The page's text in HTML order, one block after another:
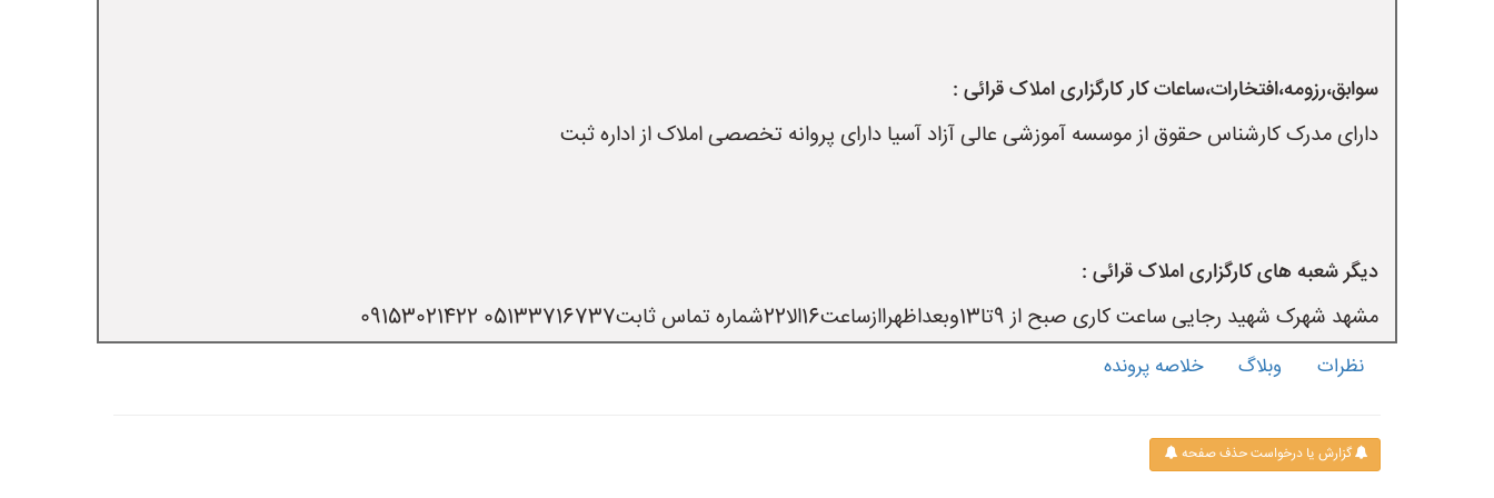
سوابق،رزومه،افتخارات،ساعات کار کارگزاری املاک قرائی :
دارای مدرک کارشناس حقوق از موسسه آموزشی عالی آزاد آسیا دارای پروانه تخصصی املاک از اداره ثبت
دیگر شعبه های کارگزاری املاک قرائی :
مشهد شهرک شهید رجایی ساعت کاری صبح از 9تا13وبعداظهراازساعت16الا22شماره تماس ثابت05133716737 09153021422
نظرات وبلاگ خلاصه پرونده
گزارش یا درخواست حذف صفحه